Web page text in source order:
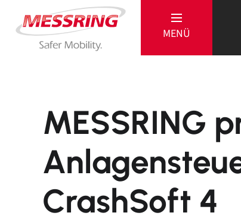
MENÜ
Passive
MESSRING
CrashSoft 4